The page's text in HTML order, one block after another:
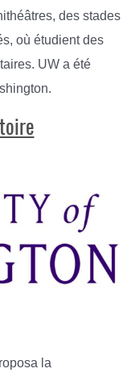
des stades
où étudient des
UW a été
la